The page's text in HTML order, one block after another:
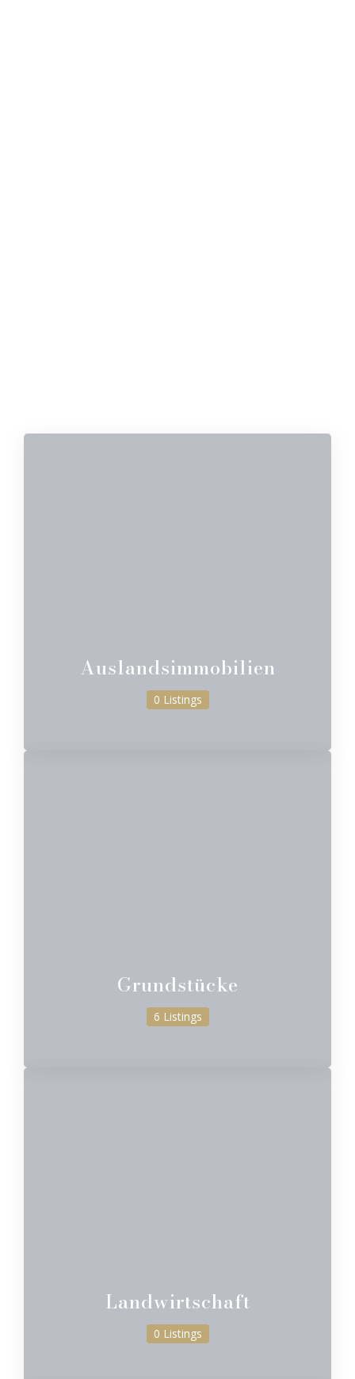
Auslandsimmobilien
0 Listings
Grundstücke
6 Listings
Landwirtschaft
0 Listings